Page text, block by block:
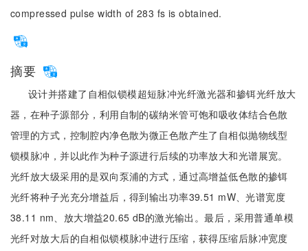
compressed pulse width of 283 fs is obtained.
摘要
设计并搭建了自相似锁模超短脉冲光纤激光器和掺铒光纤放大
器，在种子源部分，利用自制的碳纳米管可饱和吸收体结合色散
管理的方式，控制腔内净色散为微正色散产生了自相似抛物线型
锁模脉冲，并以此作为种子源进行后续的功率放大和光谱展宽。
光纤放大级采用的是双向泵浦的方式，通过高增益低色散的掺铒
光纤将种子光充分增益后，得到输出功率39.51 mW、光谱宽度
38.11 nm、放大增益20.65 dB的激光输出。最后，采用普通单模
光纤对放大后的自相似锁模脉冲进行压缩，获得压缩后脉冲宽度